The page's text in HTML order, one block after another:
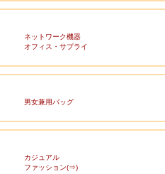
ネットワーク機器
オフィス・サプライ
男女兼用バッグ
カジュアル
ファッション(⇒)